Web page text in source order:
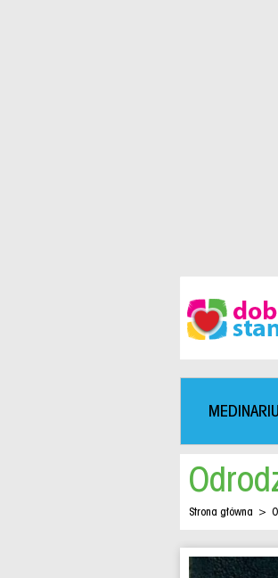
Strona główna >